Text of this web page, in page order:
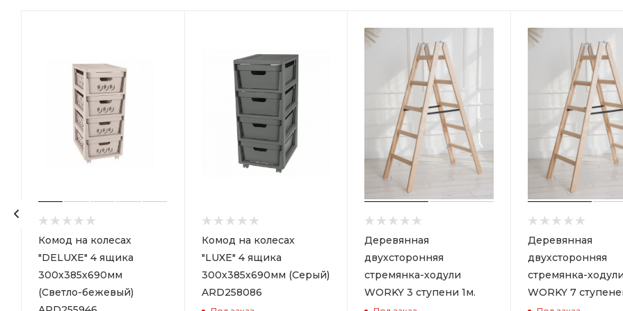
Комод на колесах
"DELUXE" 4 ящика
300х385х690мм
(Светло-бежевый)
Комод на колесах
"LUXE" 4 ящика
300х385х690мм (Серый)
ARD258086
Деревянная
двухсторонняя
стремянка-ходули
WORKY 3 ступени 1м.
Деревянная
двухсторонняя
стремянка-ходули
WORKY 7